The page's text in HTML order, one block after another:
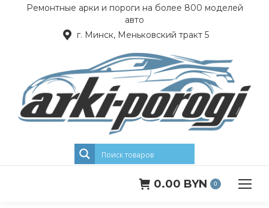
Ремонтные арки и пороги на более 800 моделей
авто
г. Минск, Меньковский тракт 5
0.00 BYN 0